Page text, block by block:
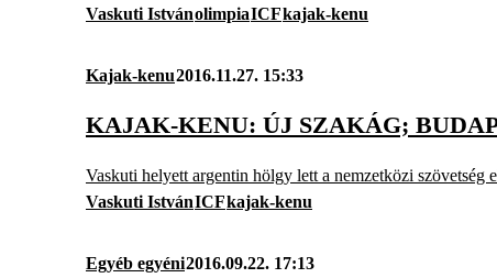
Vaskuti IstvánolimpiaICFkajak-kenu
Kajak-kenu2016.11.27. 15:33
KAJAK-KENU: ÚJ SZAKÁG;
Vaskuti helyett argentin hölgy lett a nemzetközi szövetség
Vaskuti IstvánICFkajak-kenu
Egyéb egyéni2016.09.22. 17:13